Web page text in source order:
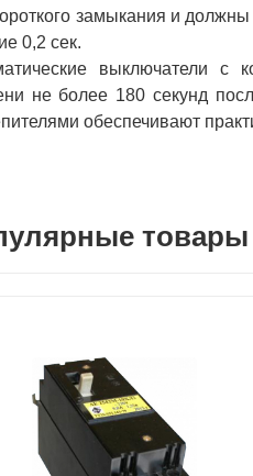
замыкания и
0,2 сек.
выключатели с
не более 180 секунд
обеспечивают
товары